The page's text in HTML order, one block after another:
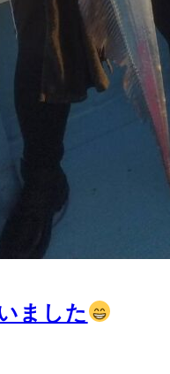
ました